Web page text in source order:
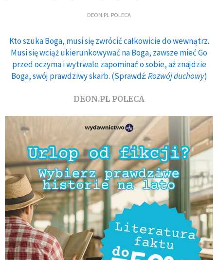
DEON.PL POLECA
Kto szuka Boga, musi się zwrócić całkowicie do wewnątrz.
Musi się wciąż ukierunkowywać na Boga, zawsze mieć Go
przed oczyma i wytrwale zapominać o sobie, aż znajdzie
Boga, swój prawdziwy skarb. (Sprawdź:Rozwój duchowy)
DEON.PL POLECA